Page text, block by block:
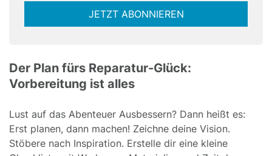
JETZT ABONNIEREN
Der Plan fürs Reparatur-Glück:
Vorbereitung ist alles
Lust auf das Abenteuer Ausbessern? Dann heißt es:
Erst planen, dann machen! Zeichne deine Vision.
Stöbere nach Inspiration. Erstelle dir eine kleine